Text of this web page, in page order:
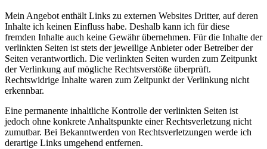
Mein Angebot enthält Links zu externen Websites Dritter, auf deren
Inhalte ich keinen Einfluss habe. Deshalb kann ich für diese
fremden Inhalte auch keine Gewähr übernehmen. Für die Inhalte der
verlinkten Seiten ist stets der jeweilige Anbieter oder Betreiber der
Seiten verantwortlich. Die verlinkten Seiten wurden zum Zeitpunkt
der Verlinkung auf mögliche Rechtsverstöße überprüft.
Rechtswidrige Inhalte waren zum Zeitpunkt der Verlinkung nicht
erkennbar.
Eine permanente inhaltliche Kontrolle der verlinkten Seiten ist
jedoch ohne konkrete Anhaltspunkte einer Rechtsverletzung nicht
zumutbar. Bei Bekanntwerden von Rechtsverletzungen werde ich
derartige Links umgehend entfernen.